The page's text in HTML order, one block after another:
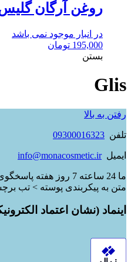
روغن آرگان
در انبار موجود نمی باشد
195,000 تومان
بستن
Glis
رفتن به بالا
تلفن 09300016323
ایمیلinfo@monacosmetic.ir
ما 24 ساعته 7 روز
متن به پیکربندی پوسته > تب
اینماد (نشان اعتماد